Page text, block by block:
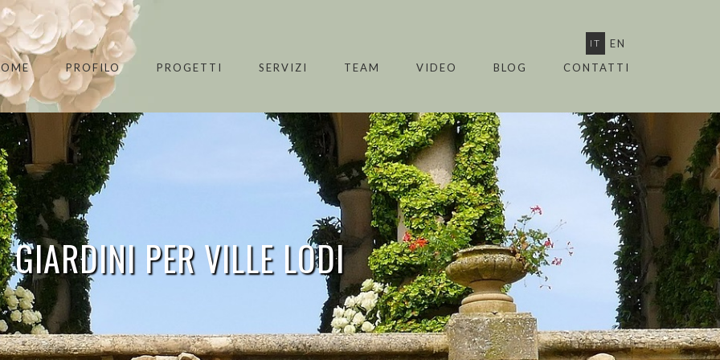
IT
EN
PROFILO PROGETTI SERVIZI TEAM VIDEO BLOG CONTATTI
GIARDINI PER VILLE LODI